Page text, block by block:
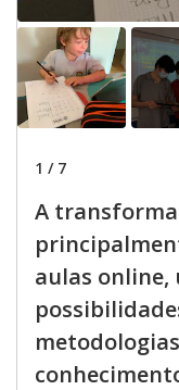
1 / 7
A
aulas online,